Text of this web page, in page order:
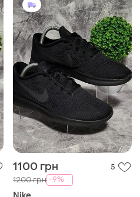
1100 грн 5
1200 грн -9%